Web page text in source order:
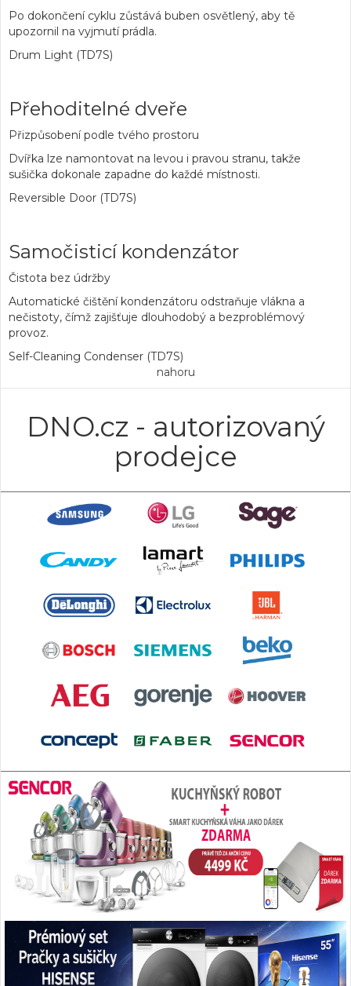
Po dokončení cyklu zůstává buben osvětlený, aby tě
upozornil na vyjmutí prádla.
Drum Light (TD7S)
Přehoditelné dveře
Přizpůsobení podle tvého prostoru
Dvířka lze namontovat na levou i pravou stranu, takže
sušička dokonale zapadne do každé místnosti.
Reversible Door (TD7S)
Samočisticí kondenzátor
Čistota bez údržby
Automatické čištění kondenzátoru odstraňuje vlákna a
nečistoty, čímž zajišťuje dlouhodobý a bezproblémový
provoz.
Self-Cleaning Condenser (TD7S)
nahoru
DNO.cz - autorizovaný
prodejce